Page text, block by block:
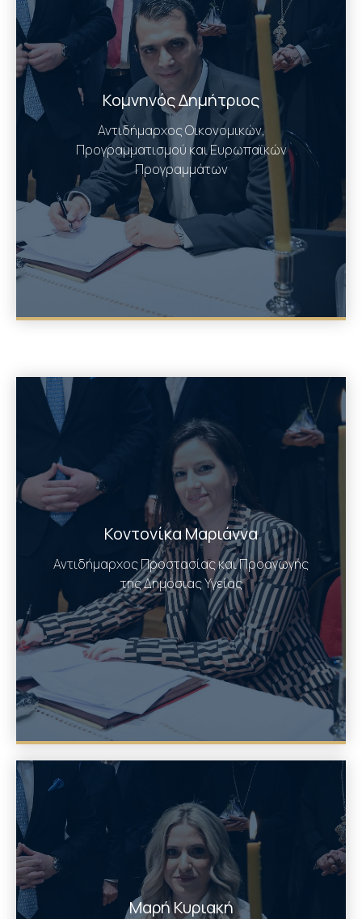
Κομνηνός Δημήτριος
Αντιδήμαρχος Οικονομικών,
Προγραμματισμού και Ευρωπαϊκών
Προγραμμάτων
Κοντονίκα Μαριάννα
Αντιδήμαρχος Προστασίας και Προαγωγής
της Δημόσιας Υγείας
Μαρή Κυριακή